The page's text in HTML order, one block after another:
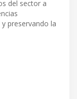
del sector a
preservando la